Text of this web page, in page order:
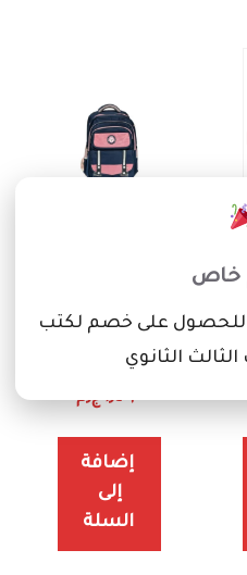
شنطة
مدرسية
طقم
830
١٫٤٠٠,٠٠ ج٫م
إضافة
إلى
السلة
خاص
للحصول على خصم لكتب
الثانوي